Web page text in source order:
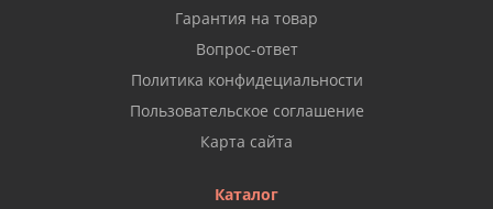
Гарантия на товар
Вопрос-ответ
Политика конфидециальности
Пользовательское соглашение
Карта сайта
Каталог